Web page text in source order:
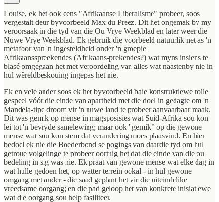
Louise, ek het ook eens "Afrikaanse Liberalisme" probeer, soos
vergestalt deur byvoorbeeld Max du Preez. Dit het ongemak by my
veroorsaak in die tyd van die Ou Vrye Weekblad en later weer die
Nuwe Vrye Weekblad. Ek gebruik die voorbeeld natuurlik net as 'n
metafoor van 'n ingesteldheid onder 'n groepie
Afrikaansspreekendes (Afrikaans-prekendes?) wat myns insiens te
blasé omgegaan het met veroordeling van alles wat naastenby nie in
hul wêreldbeskouing ingepas het nie.
Ek en vele ander soos ek het byvoorbeeld baie konstruktiewe rolle
gespeel vóór die einde van apartheid met die doel in gedagte om 'n
Mandela-tipe droom vir 'n nuwe land te probeer aanvaarbaar maak.
Dit was gemik op mense in magsposisies wat Suid-Afrika sou kon
lei tot 'n bevryde samelewing; maar ook "gemik" op die gewone
mense wat sou kon stem dat verandering moes plaasvind. En hier
bedoel ek nie die Boederbond se pogings van daardie tyd om hul
getroue volgelinge te probeer oortuig het dat die einde van die ou
bedeling in sig was nie. Ek praat van gewone mense wat elke dag in
wat hulle gedoen het, op watter terrein ookal - in hul gewone
omgang met ander - die saad geplant het vir die uiteindelike
vreedsame oorgang; en die pad geloop het van konkrete inisiatiewe
wat die oorgang sou help fasiliteer.